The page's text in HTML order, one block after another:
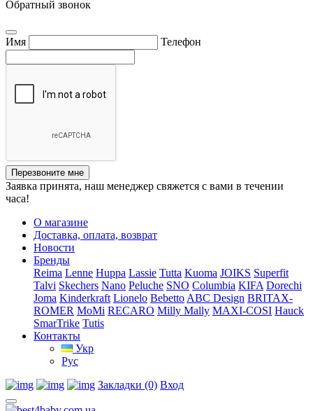
Обратный звонок
Имя Телефон
Перезвоните мне
Заявка принята, наш менеджер свяжется с вами в течении
часа!
О магазине
Доставка, оплата, возврат
Новости
Бренды
Reima Lenne Huppa Lassie Tutta Kuoma JOIKS Superfit
Talvi Skechers Nano Peluche SNO Columbia KIFA Dorechi
Joma Kinderkraft Lionelo Bebetto ABC Design BRITAX-
ROMER MoMi RECARO Milly Mally MAXI-COSI Hauck
SmarTrike Tutis
Контакты
Укр
Рус
Закладки (0) Вход